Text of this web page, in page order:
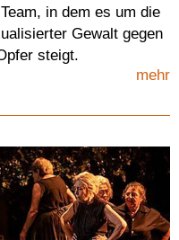
in dem es um die
Gewalt gegen
steigt.
mehr